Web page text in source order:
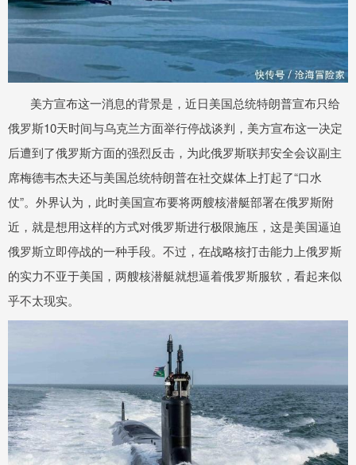
美方宣布这一消息的背景是，近日美国总统特朗普宣布只给
俄罗斯10天时间与乌克兰方面举行停战谈判，美方宣布这一决定
后遭到了俄罗斯方面的强烈反击，为此俄罗斯联邦安全会议副主
席梅德韦杰夫还与美国总统特朗普在社交媒体上打起了“口水
仗”。外界认为，此时美国宣布要将两艘核潜艇部署在俄罗斯附
近，就是想用这样的方式对俄罗斯进行极限施压，这是美国逼迫
俄罗斯立即停战的一种手段。不过，在战略核打击能力上俄罗斯
的实力不亚于美国，两艘核潜艇就想逼着俄罗斯服软，看起来似
乎不太现实。